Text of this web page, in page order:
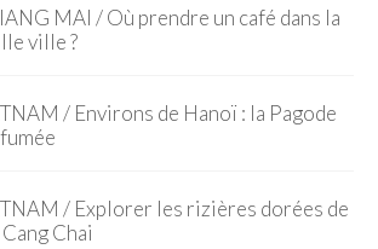
Chai
Nhon
MAI / Où prendre un café dans la
ville ?
/ Environs de Hanoï : la Pagode
/ Explorer les rizières dorées de
Chai